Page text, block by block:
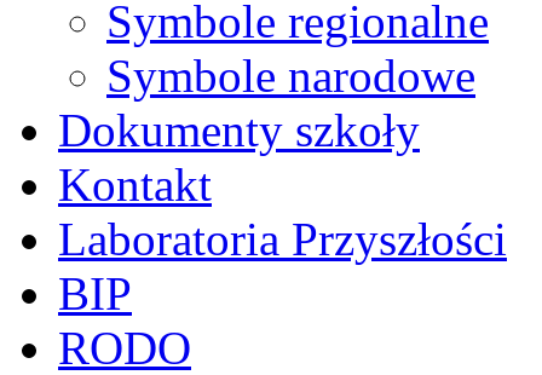
Symbole regionalne
Symbole narodowe
Dokumenty szkoły
Kontakt
Laboratoria Przyszłości
BIP
RODO